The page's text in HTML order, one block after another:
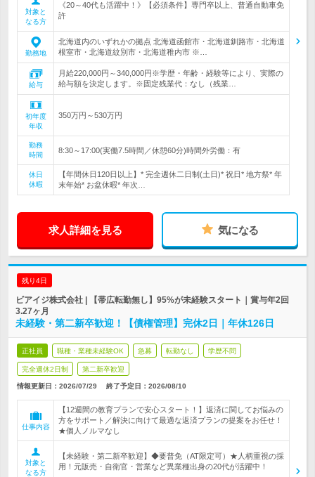
対象と
なる方
《20～40代も活躍中！》【必須条件】専門卒以上、普通自動車免
許
勤務地
北海道内のいずれかの拠点 北海道函館市・北海道釧路市・北海道
根室市・北海道紋別市・北海道稚内市 ※…
給与
月給220,000円～340,000円※学歴・年齢・経験等により、実際の
給与額を決定します。※固定残業代：なし（残業…
初年度
年収
350万円～530万円
勤務
時間
8:30～17:00(実働7.5時間／休憩60分)時間外労働：有
休日
休暇
【年間休日120日以上】* 完全週休二日制(土日)* 祝日* 地方祭* 年
末年始* お盆休暇* 年次…
求人詳細を見る 気になる
残り4日
ビアイジ株式会社 | 【帯広転勤無し】95%が未経験スタート｜賞与年2回
3.27ヶ月
未経験・第二新卒歓迎！【債権管理】完休2日｜年休126日
正社員 職種・業種未経験OK 急募 転勤なし 学歴不問
完全週休2日制 第二新卒歓迎
情報更新日：2026/07/29 終了予定日： 2026/08/10
仕事内容
【12週間の教育プランで安心スタート！】返済に関してお悩みの
方をサポート／解決に向けて最適な返済プランの提案をお任せ！
★個人ノルマなし
対象と
なる方
【未経験・第二新卒歓迎】◆要普免（AT限定可）★人柄重視の採
用！元販売・自衛官・営業など異業種出身の20代が活躍中！